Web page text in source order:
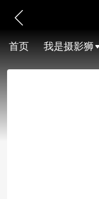
首页 我是摄影狮